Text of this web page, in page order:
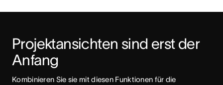
Projektansichten sind erst der
Anfang
Kombinieren Sie sie mit diesen Funktionen für die